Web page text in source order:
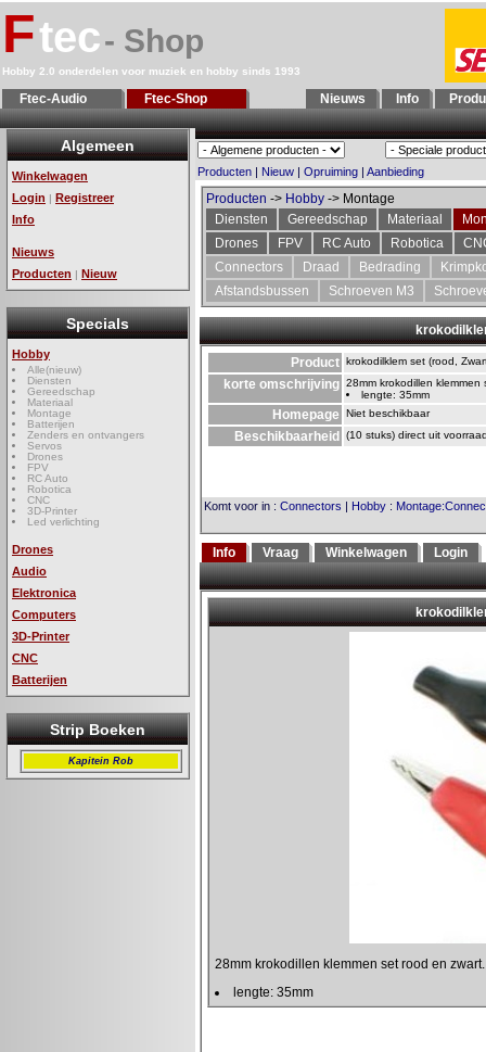
Ftec- Shop
Hobby 2.0 onderdelen voor muziek en hobby sinds 1993
Ftec-Audio Ftec-Shop Nieuws Info
Algemeen
Winkelwagen
Login | Registreer
Info
Nieuws
Producten | Nieuw
Specials
Hobby
Alle(nieuw)
Diensten
Gereedschap
Materiaal
Montage
Batterijen
Zenders en ontvangers
Servos
Drones
FPV
RC Auto
Robotica
CNC
3D-Printer
Led verlichting
Drones
Audio
Elektronica
Computers
3D-Printer
CNC
Batterijen
Strip Boeken
Kapitein Rob
Producten | Nieuw | Opruiming | Aanbieding
Producten -> Hobby -> Montage
Diensten
Gereedschap Materiaal
Drones
FPV RC Auto Robotica
Connectors
Draad Bedrading
Afstandsbussen
Schroeven M3
Product krokodilklem set (rood,
korte omschrijving 28mm krokodillen klemmen
lengte: 35mm
Homepage Niet beschikbaar
Beschikbaarheid (10 stuks) direct uit
Komt voor in : Connectors | Hobby :
Info Vraag Winkelwagen Login